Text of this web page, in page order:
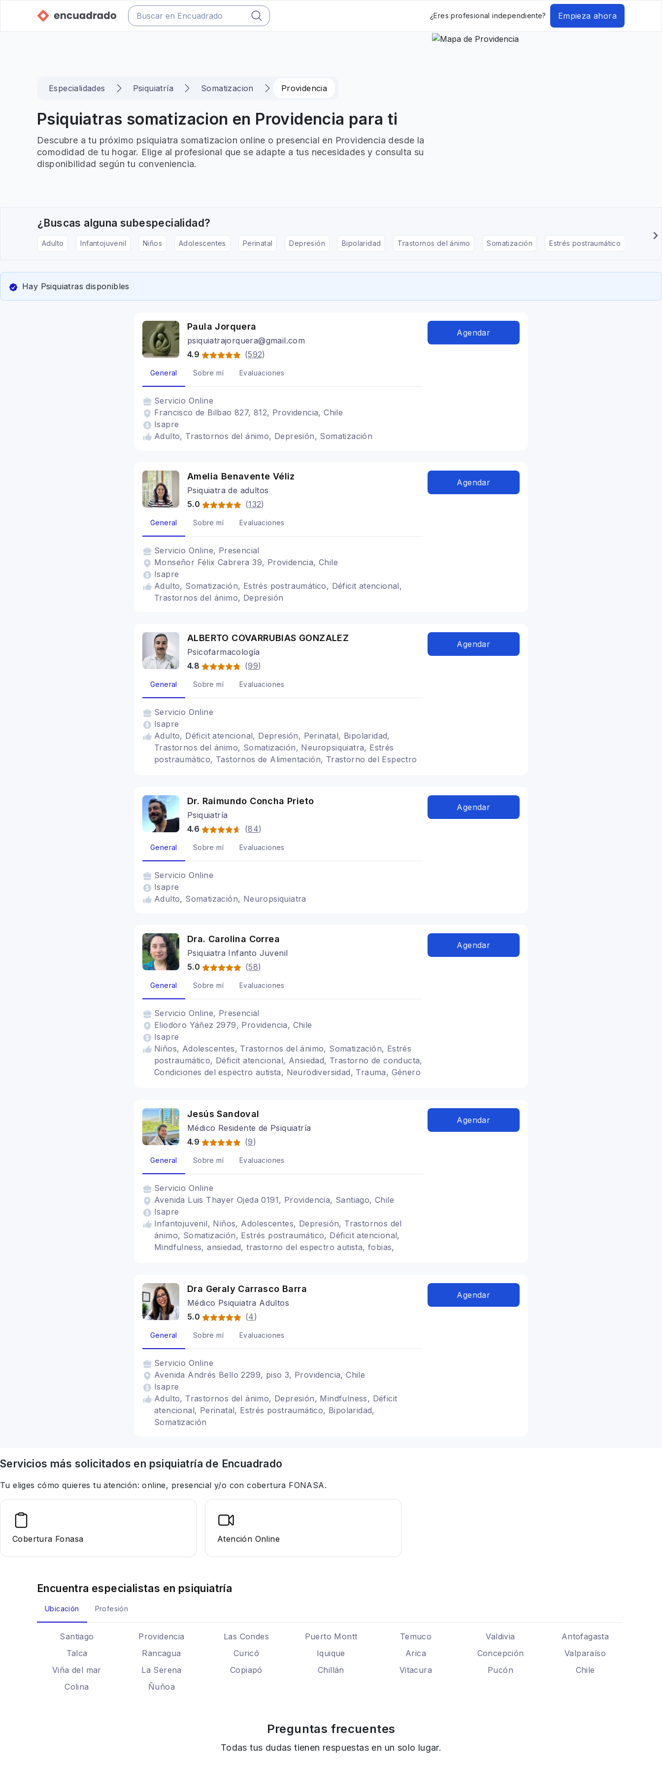
¿Eres profesional independiente? Empieza ahora
Especialidades Psiquiatría Somatizacion Providencia
Psiquiatras somatizacion en Providencia para ti
Descubre a tu próximo psiquiatra somatizacion online o presencial en Providencia desde la
comodidad de tu hogar. Elige al profesional que se adapte a tus necesidades y consulta su
disponibilidad según tu conveniencia.
¿Buscas alguna subespecialidad?
Adulto Infantojuvenil Niños Adolescentes Perinatal Depresión Bipolaridad Trastornos del ánimo Somatización Estrés postraumático
Hay Psiquiatras disponibles
Paula Jorquera
psiquiatrajorquera@gmail.com
4.9
(592)
General Sobre mí Evaluaciones
Servicio Online
Francisco de Bilbao 827, 812, Providencia, Chile
Isapre
Adulto, Trastornos del ánimo, Depresión, Somatización
Agendar
Amelia Benavente Véliz
Psiquiatra de adultos
5.0
(132)
General Sobre mí Evaluaciones
Servicio Online, Presencial
Monseñor Félix Cabrera 39, Providencia, Chile
Isapre
Adulto, Somatización, Estrés postraumático, Déficit atencional,
Trastornos del ánimo, Depresión
Agendar
ALBERTO COVARRUBIAS GONZALEZ
Psicofarmacología
4.8
(99)
General Sobre mí Evaluaciones
Servicio Online
Isapre
Adulto, Déficit atencional, Depresión, Perinatal, Bipolaridad,
Trastornos del ánimo, Somatización, Neuropsiquiatra, Estrés
postraumático, Tastornos de Alimentación, Trastorno del Espectro
Personalidad Límite, Trastorno de personalidad Borderline,
Trastorno de Estres Postraumático (TEPT)
Agendar
Dr. Raimundo Concha Prieto
Psiquiatría
4.6
(84)
General Sobre mí Evaluaciones
Servicio Online
Isapre
Adulto, Somatización, Neuropsiquiatra
Agendar
Dra. Carolina Correa
Psiquiatra Infanto Juvenil
5.0
(58)
General Sobre mí Evaluaciones
Servicio Online, Presencial
Eliodoro Yáñez 2979, Providencia, Chile
Isapre
Niños, Adolescentes, Trastornos del ánimo, Somatización, Estrés
postraumático, Déficit atencional, Ansiedad, Trastorno de conducta,
Condiciones del espectro autista, Neurodiversidad, Trauma, Género
Agendar
Jesús Sandoval
Médico Residente de Psiquiatría
4.9
(9)
General Sobre mí Evaluaciones
Servicio Online
Avenida Luis Thayer Ojeda 0191, Providencia, Santiago, Chile
Isapre
Infantojuvenil, Niños, Adolescentes, Depresión, Trastornos del
ánimo, Somatización, Estrés postraumático, Déficit atencional,
Mindfulness, ansiedad, trastorno del espectro autista, fobias,
Agendar
Dra Geraly Carrasco Barra
Médico Psiquiatra Adultos
5.0
(4)
General Sobre mí Evaluaciones
Servicio Online
Avenida Andrés Bello 2299, piso 3, Providencia, Chile
Isapre
Adulto, Trastornos del ánimo, Depresión, Mindfulness, Déficit
atencional, Perinatal, Estrés postraumático, Bipolaridad,
Somatización
Agendar
Servicios más solicitados en psiquiatría de Encuadrado
Tu eliges cómo quieres tu atención: online, presencial y/o con cobertura FONASA.
Cobertura Fonasa Atención Online
Encuentra especialistas en psiquiatría
Ubicación Profesión
Santiago Providencia Las Condes Puerto Montt Temuco Valdivia
Antofagasta
Talca
Rancagua Curicó Iquique Arica Concepción
Valparaíso
Viña del mar
La Serena Copiapó Chillán Vitacura Pucón
Chile
Colina
Ñuñoa
Preguntas frecuentes
Todas tus dudas tienen respuestas en un solo lugar.